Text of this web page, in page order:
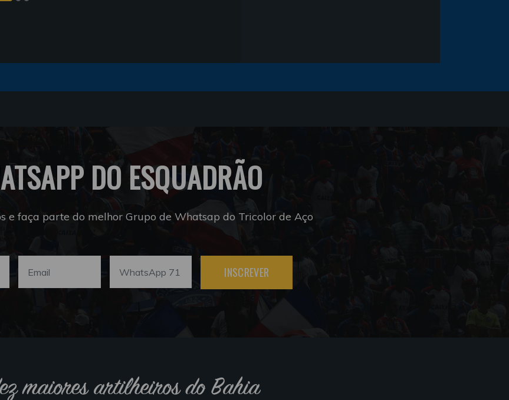
DO ESQUADRÃO
e faça parte do melhor Grupo de Whatsap do Tricolor de Aço
INSCREVER
maiores artilheiros do Bahia